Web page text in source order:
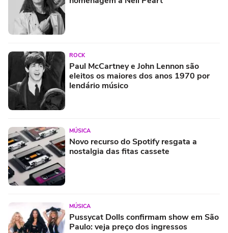
ROCK
Paul McCartney e John Lennon são
eleitos os maiores dos anos 1970 por
lendário músico
MÚSICA
Novo recurso do Spotify resgata a
nostalgia das fitas cassete
MÚSICA
Pussycat Dolls confirmam show em São
Paulo: veja preço dos ingressos